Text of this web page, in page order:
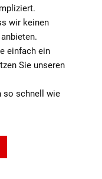
wir keinen
einfach ein
Sie unseren
so schnell wie